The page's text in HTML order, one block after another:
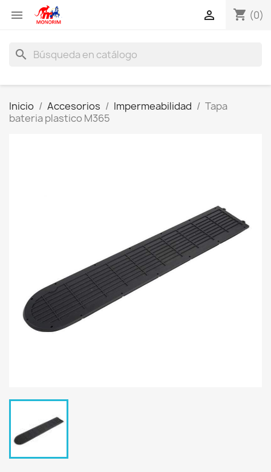
 shopping_cart (0)

search
Inicio Accesorios Impermeabilidad
Tapa
bateria plastico M365